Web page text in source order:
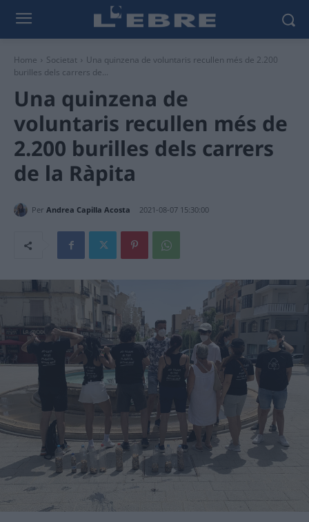
Home Societat
Una quinzena de voluntaris recullen més de 2.200
burilles dels carrers de...
Una quinzena de
voluntaris recullen més de
2.200 burilles dels carrers
de la Ràpita
Per Andrea Capilla Acosta 2021-08-07 15:30:00